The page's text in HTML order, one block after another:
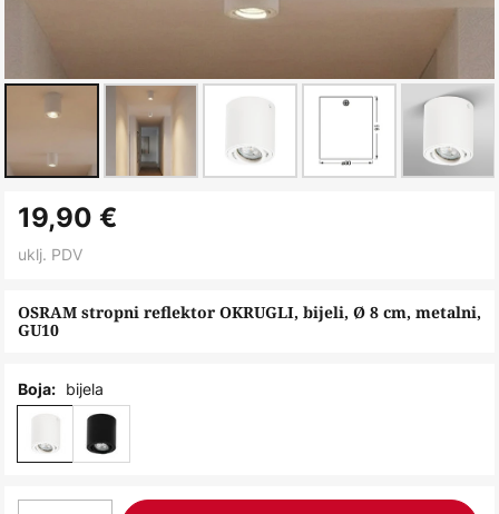
to
the
of
the
gallery
OSRAM stropni reflektor OKRUGLI, bijeli, Ø 8 cm, metalni,
GU10
19,90 €
uklj. PDV
Boja: bijela